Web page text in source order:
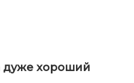
дуже хороший